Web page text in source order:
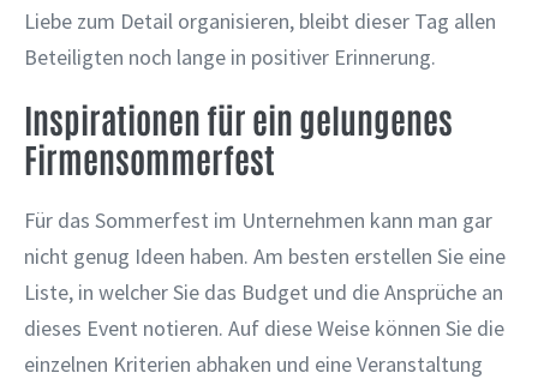
Liebe zum Detail organisieren, bleibt dieser Tag allen
Beteiligten noch lange in positiver Erinnerung.
Inspirationen für ein gelungenes
Firmensommerfest
Für das Sommerfest im Unternehmen kann man gar
nicht genug Ideen haben. Am besten erstellen Sie eine
Liste, in welcher Sie das Budget und die Ansprüche an
dieses Event notieren. Auf diese Weise können Sie die
einzelnen Kriterien abhaken und eine Veranstaltung